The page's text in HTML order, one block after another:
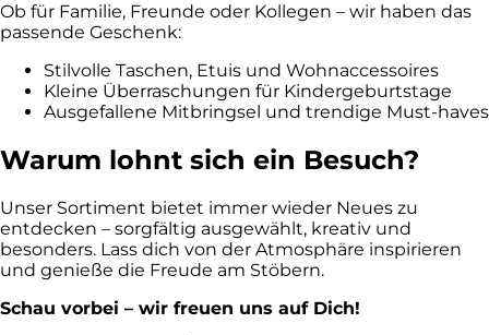
Ob für Familie, Freunde oder Kollegen – wir haben das
passende Geschenk:
Stilvolle Taschen, Etuis und Wohnaccessoires
Kleine Überraschungen für Kindergeburtstage
Ausgefallene Mitbringsel und trendige Must-haves
Warum lohnt sich ein Besuch?
Unser Sortiment bietet immer wieder Neues zu
entdecken – sorgfältig ausgewählt, kreativ und
besonders. Lass dich von der Atmosphäre inspirieren
und genieße die Freude am Stöbern.
Schau vorbei – wir freuen uns auf Dich!